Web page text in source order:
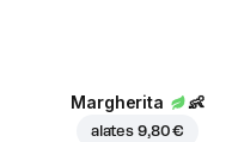
Margherita 👶
alates 9,80 €